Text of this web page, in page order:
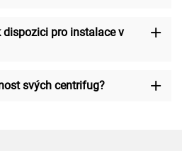
pro instalace v
svých centrifug?